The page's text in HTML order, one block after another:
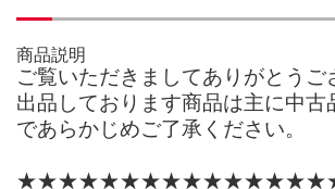
商品説明
ご覧いただきましてありがとうご
出品しております商品は主に中古
であらかじめご了承ください。